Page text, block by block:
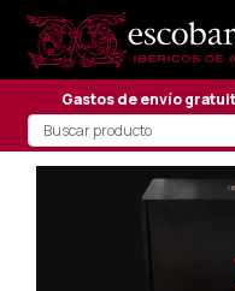
Gastos de envío